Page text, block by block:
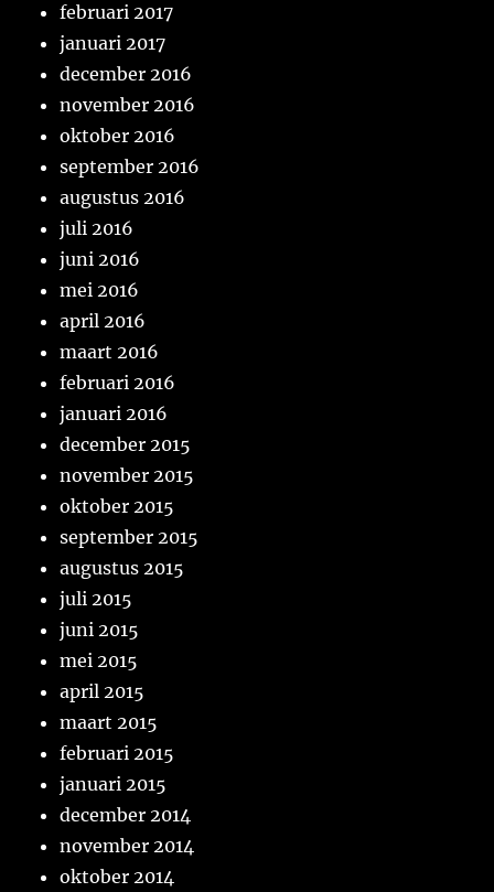
februari 2017
januari 2017
december 2016
november 2016
oktober 2016
september 2016
augustus 2016
juli 2016
juni 2016
mei 2016
april 2016
maart 2016
februari 2016
januari 2016
december 2015
november 2015
oktober 2015
september 2015
augustus 2015
juli 2015
juni 2015
mei 2015
april 2015
maart 2015
februari 2015
januari 2015
december 2014
november 2014
oktober 2014